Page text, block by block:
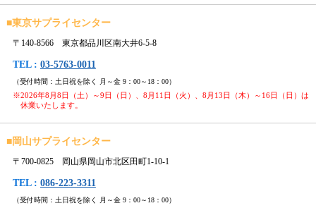
■東京サプライセンター
〒140-8566 東京都品川区南大井6-5-8
TEL : 03-5763-0011
（受付時間：土日祝を除く 月～金 9：00～18：00）
※2026年8月8日（土）～9日（日）、8月11日（火）、8月13日（木）～16日（日）は
休業いたします。
■岡山サプライセンター
〒700-0825 岡山県岡山市北区田町1-10-1
TEL : 086-223-3311
（受付時間：土日祝を除く 月～金 9：00～18：00）